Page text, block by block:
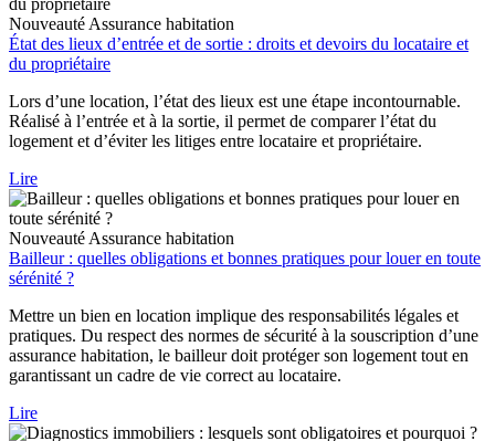
Nouveauté Assurance habitation
État des lieux d’entrée et de sortie : droits et devoirs du locataire et
du propriétaire
Lors d’une location, l’état des lieux est une étape incontournable.
Réalisé à l’entrée et à la sortie, il permet de comparer l’état du
logement et d’éviter les litiges entre locataire et propriétaire.
Lire
Nouveauté Assurance habitation
Bailleur : quelles obligations et bonnes pratiques pour louer en toute
sérénité ?
Mettre un bien en location implique des responsabilités légales et
pratiques. Du respect des normes de sécurité à la souscription d’une
assurance habitation, le bailleur doit protéger son logement tout en
garantissant un cadre de vie correct au locataire.
Lire